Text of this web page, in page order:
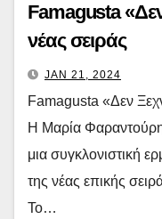
Famagusta
νέας σειράς
JAN 21, 2024
Famagusta «Δεν
Η Μαρία Φαραντούρη
μια συγκλονιστική
της νέας επικής
Το…